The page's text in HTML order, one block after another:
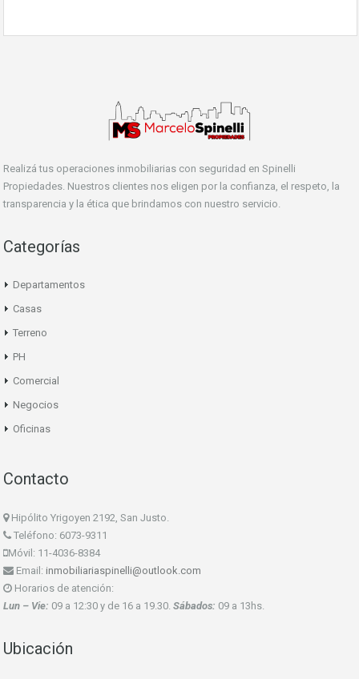
Realizá tus operaciones inmobiliarias con seguridad en Spinelli
Propiedades. Nuestros clientes nos eligen por la confianza, el respeto, la
transparencia y la ética que brindamos con nuestro servicio.
Categorías
Departamentos
Casas
Terreno
PH
Comercial
Negocios
Oficinas
Contacto
Hipólito Yrigoyen 2192, San Justo.
Teléfono: 6073-9311
Móvil: 11-4036-8384
Email: inmobiliariaspinelli@outlook.com
Horarios de atención:
Lun – Vie: 09 a 12:30 y de 16 a 19.30. Sábados: 09 a 13hs.
Ubicación